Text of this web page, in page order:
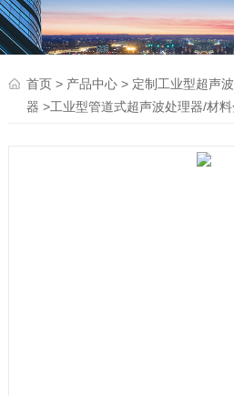
首页> 产品中心> 定制工业型超声
器 >工业型管道式超声波处理器/材料